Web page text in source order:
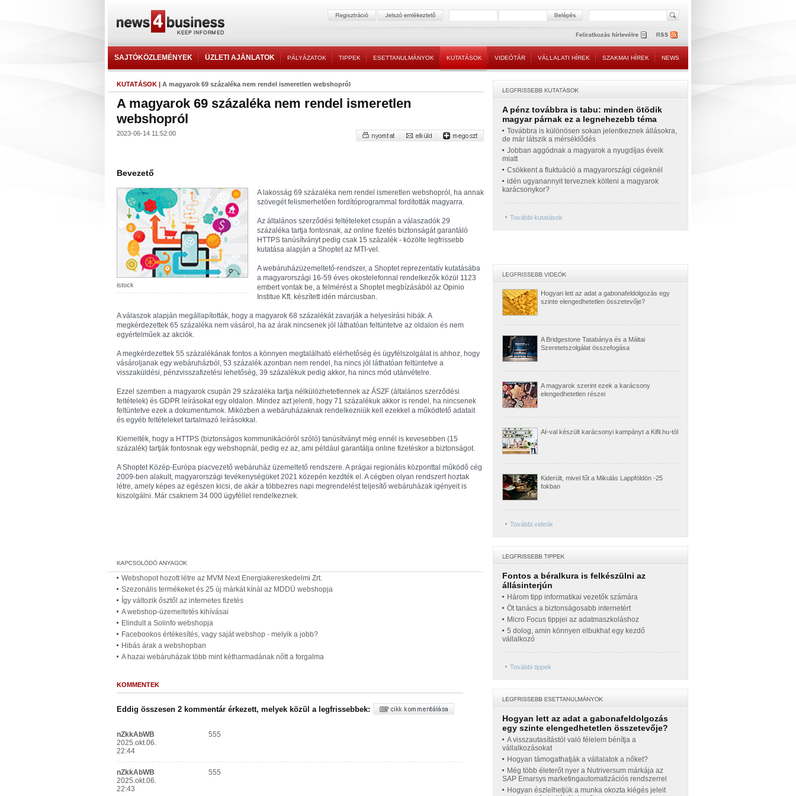
SAJTÓKÖZLEMÉNYEK ÜZLETI AJÁNLATOK PÁLYÁZATOK TIPPEK ESETTANULMÁNYOK KUTATÁSOK VIDEÓTÁR VÁLLALATI HÍREK SZAKMAI HÍREK NEWS
KUTATÁSOK | A magyarok 69 százaléka nem rendel ismeretlen webshopról
A magyarok 69 százaléka nem rendel ismeretlen
webshopról
2023-06-14 11:52:00
Bevezető
istock
A lakosság 69 százaléka nem rendel ismeretlen webshopról, ha annak
szövegét felismerhetően fordítóprogrammal fordították magyarra.
Az általános szerződési feltételeket csupán a válaszadók 29
százaléka tartja fontosnak, az online fizetés biztonságát garantáló
HTTPS tanúsítványt pedig csak 15 százalék - közölte legfrissebb
kutatása alapján a Shoptet az MTI-vel.
A webáruházüzemeltető-rendszer, a Shoptet reprezentatív kutatásába
a magyarországi 16-59 éves okostelefonnal rendelkezők közül 1123
embert vontak be, a felmérést a Shoptet megbízásából az Opinio
Institue Kft. készített idén márciusban.
A válaszok alapján megállapították, hogy a magyarok 68 százalékát zavarják a helyesírási hibák. A
megkérdezettek 65 százaléka nem vásárol, ha az árak nincsenek jól láthatóan feltüntetve az oldalon és nem
egyértelműek az akciók.
A megkérdezettek 55 százalékának fontos a könnyen megtalálható elérhetőség és ügyfélszolgálat is ahhoz, hogy
vásároljanak egy webáruházból, 53 százalék azonban nem rendel, ha nincs jól láthatóan feltüntetve a
visszaküldési, pénzvisszafizetési lehetőség, 39 százalékuk pedig akkor, ha nincs mód utánvételre.
Ezzel szemben a magyarok csupán 29 százaléka tartja nélkülözhetetlennek az ÁSZF (általános szerződési
feltételek) és GDPR leírásokat egy oldalon. Mindez azt jelenti, hogy 71 százalékuk akkor is rendel, ha nincsenek
feltüntetve ezek a dokumentumok. Miközben a webáruházaknak rendelkezniük kell ezekkel a működtető adatait
és egyéb feltételeket tartalmazó leírásokkal.
Kiemelték, hogy a HTTPS (biztonságos kommunikációról szóló) tanúsítványt még ennél is kevesebben (15
százalék) tartják fontosnak egy webshopnál, pedig ez az, ami például garantálja online fizetéskor a biztonságot.
A Shoptet Közép-Európa piacvezető webáruház üzemeltető rendszere. A prágai regionális központtal működő cég
2009-ben alakult, magyarországi tevékenységüket 2021 közepén kezdték el. A cégben olyan rendszert hoztak
létre, amely képes az egészen kicsi, de akár a többezres napi megrendelést teljesítő webáruházak igényeit is
kiszolgálni. Már csaknem 34 000 ügyféllel rendelkeznek.
Webshopot hozott létre az MVM Next Energiakereskedelmi Zrt.
Szezonális termékeket és 25 új márkát kínál az MDDÜ webshopja
Így változik ősztől az internetes fizetés
A webshop-üzemeltetés kihívásai
Elindult a Solinfo webshopja
Facebookos értékesítés, vagy saját webshop - melyik a jobb?
Hibás árak a webshopban
A hazai webáruházak több mint kétharmadának nőtt a forgalma
A pénz továbbra is tabu: minden ötödik
magyar párnak ez a legnehezebb téma
Továbbra is különösen sokan jelentkeznek állásokra,
de már látszik a mérséklődés
Jobban aggódnak a magyarok a nyugdíjas éveik
miatt
Csökkent a fluktuáció a magyarországi cégeknél
idén ugyanannyit terveznek költeni a magyarok
karácsonykor?
További kutatások
Hogyan lett az adat a gabonafeldolgozás egy
szinte elengedhetetlen összetevője?
A Bridgestone Tatabánya és a Máltai
Szeretetszolgálat összefogása
A magyarok szerint ezek a karácsony
elengedhetetlen részei
AI-val készült karácsonyi kampányt a Kifli.hu-tól
Kiderült, mivel fűt a Mikulás Lappföldön -25
fokban
További videók
Fontos a béralkura is felkészülni az
állásinterjún
Három tipp informatikai vezetők számára
Öt tanács a biztonságosabb internetért
Micro Focus tippjei az adatmaszkoláshoz
5 dolog, amin könnyen elbukhat egy kezdő
vállalkozó
További tippek
Hogyan lett az adat a gabonafeldolgozás
egy szinte elengedhetetlen összetevője?
A visszautasítástól való félelem bénítja a
vállalkozásokat
Hogyan támogathatják a vállalatok a nőket?
Még több életerőt nyer a Nutriversum márkája az
SAP Emarsys marketingautomatizációs rendszerrel
Hogyan észlelhetjük a munka okozta kiégés jeleit